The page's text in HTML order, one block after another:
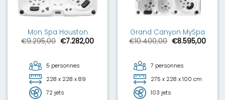
Mon Spa Houston
€9.295,00 Le
€9.295,00.
€7.282,00Le
5 personnes
228 x 228 x 89
72 jets
Grand Canyon MySpa
€10.400,00 Le
€10.400,00.
€8.595,00Le
7 personnes
275 x 228 x 100 cm
103 jets